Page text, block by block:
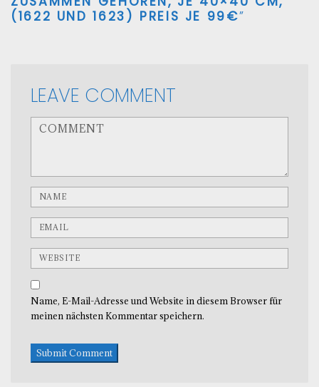
(1622 UND 1623) PREIS JE 99€”
LEAVE COMMENT
<b>Comment</b> ( * )
Name
Email
Website
Name, E-Mail-Adresse und Website in diesem Browser für
meinen nächsten Kommentar speichern.